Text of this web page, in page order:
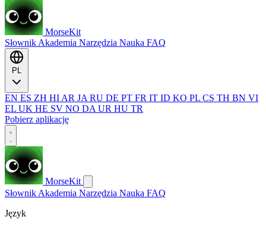
MorseKit
Słownik Akademia Narzędzia Nauka FAQ
EN ES ZH HI AR JA RU DE PT FR IT ID KO PL CS TH BN VI
EL UK HE SV NO DA UR HU TR
Pobierz aplikację
MorseKit
Słownik Akademia Narzędzia Nauka FAQ
Język